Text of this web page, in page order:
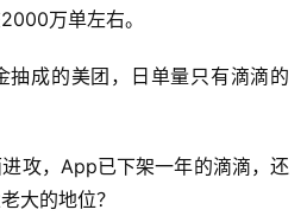
万单左右。
抽成的美团，日单量只有滴滴的
攻，App已下架一年的滴滴，还
大的地位？